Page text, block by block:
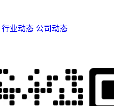
行业动态 公司动态